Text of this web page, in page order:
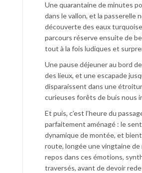
Une quarantaine de minutes
dans le vallon, et la passerelle
découverte des eaux
parcours réserve ensuite de
tout à la fois ludiques et
Une pause déjeuner au bord
des lieux, et une escapade
disparaissent dans une
curieuses forêts de buis nous
Et puis, c’est l’heure du
parfaitement aménagé : le
dynamique de montée, et
route, longée une vingtaine de
repos dans ces émotions,
traversés, avant de devoir